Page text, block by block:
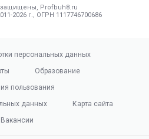
Profbuh8.ru
2026 г., ОГРН 1117746700686
персональных данных
Образование
пользования
данных
Карта сайта
Вакансии